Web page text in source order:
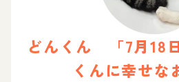
どんくん 「7月18
くんに幸せな